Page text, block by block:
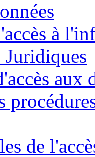
à
Juridiques
aux
de